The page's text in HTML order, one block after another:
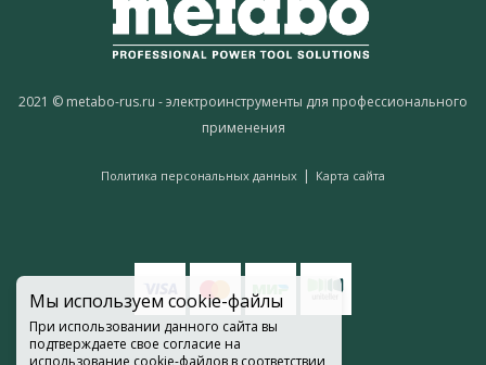
Мы используем cookie-файлы
При использовании данного сайта вы
подтверждаете свое согласие на
использование cookie-файлов в соответствии
2021 © metabo-rus.ru - электроинструменты для профессионального
применения
Политика персональных данных | Карта сайта